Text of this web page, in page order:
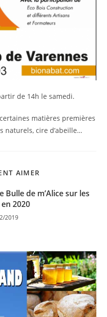
de 14h le samedi.
matières premières
naturels, cire d’abeille…
AIMER
Bulle de m’Alice sur les
2020
2019